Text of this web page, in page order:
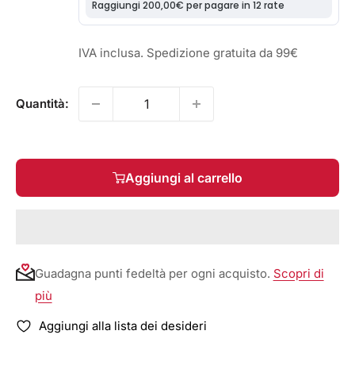
IVA inclusa. Spedizione gratuita da 99€
Quantità:
Aggiungi al carrello
Guadagna punti fedeltà per ogni acquisto. Scopri di
più
Aggiungi alla lista dei desideri